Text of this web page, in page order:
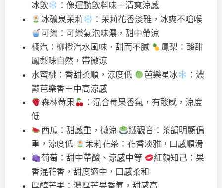
冰飲
：像運動飲料味＋清爽涼感
冰礦泉茉莉
：茉莉花香淡雅，冰爽不嗆喉
可樂：可樂氣泡味濃，甜中帶涼
橘汽：柳橙汽水風味，甜而不膩
鳳梨：酸甜
鳳梨味自然，帶微涼
水蜜桃：香甜柔順，涼度低
芭樂星冰
：濃
鬱芭樂香＋中高涼感
森林莓果
：混合莓果香氣，有酸感，涼度
低
西瓜：甜感重，微涼
鐵觀音：茶韻明顯偏
重，涼度低
茉莉花茶：花香淡雅，口感順滑
葡萄：甜中帶酸、涼感中等
紅顏知己：果
香混花香，甜度適中，口感柔和
厚醇芒果：濃厚芒果香氣，甜感高